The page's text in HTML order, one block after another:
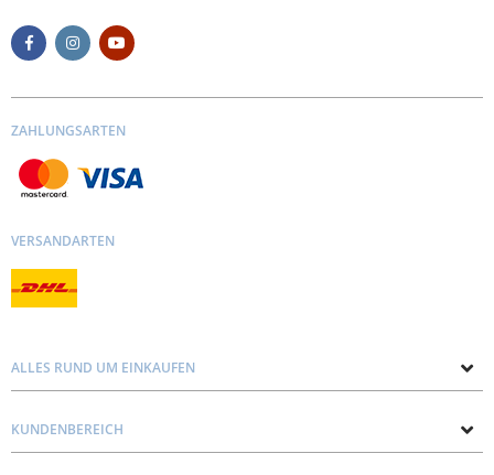
ZAHLUNGSARTEN
VERSANDARTEN
ALLES RUND UM EINKAUFEN
Kontakt mit uns
KUNDENBEREICH